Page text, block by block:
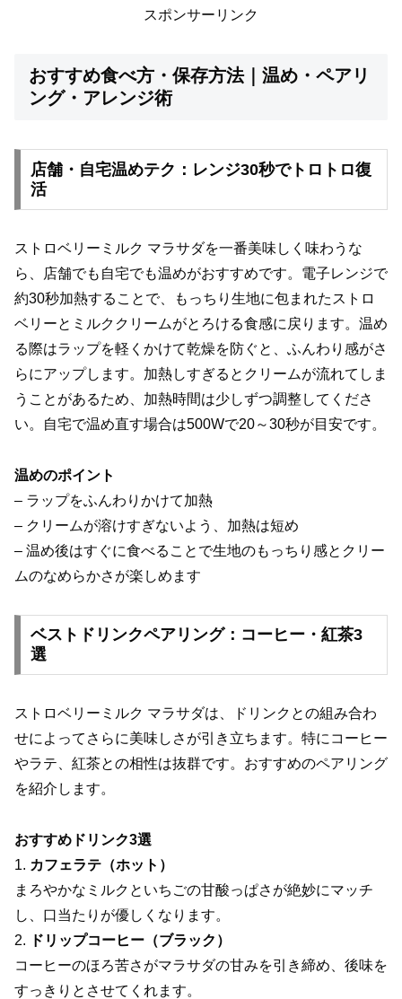
スポンサーリンク
おすすめ食べ方・保存方法｜温め・ペアリ
ング・アレンジ術
店舗・自宅温めテク：レンジ30秒でトロトロ復
活
ストロベリーミルク マラサダを一番美味しく味わうな
ら、店舗でも自宅でも温めがおすすめです。電子レンジで
約30秒加熱することで、もっちり生地に包まれたストロ
ベリーとミルククリームがとろける食感に戻ります。温め
る際はラップを軽くかけて乾燥を防ぐと、ふんわり感がさ
らにアップします。加熱しすぎるとクリームが流れてしま
うことがあるため、加熱時間は少しずつ調整してくださ
い。自宅で温め直す場合は500Wで20～30秒が目安です。
温めのポイント
– ラップをふんわりかけて加熱
– クリームが溶けすぎないよう、加熱は短め
– 温め後はすぐに食べることで生地のもっちり感とクリー
ムのなめらかさが楽しめます
ベストドリンクペアリング：コーヒー・紅茶3
選
ストロベリーミルク マラサダは、ドリンクとの組み合わ
せによってさらに美味しさが引き立ちます。特にコーヒー
やラテ、紅茶との相性は抜群です。おすすめのペアリング
を紹介します。
おすすめドリンク3選
1. カフェラテ（ホット）
まろやかなミルクといちごの甘酸っぱさが絶妙にマッチ
し、口当たりが優しくなります。
2.
ドリップコーヒー（ブラック）
コーヒーのほろ苦さがマラサダの甘みを引き締め、後味を
すっきりとさせてくれます。